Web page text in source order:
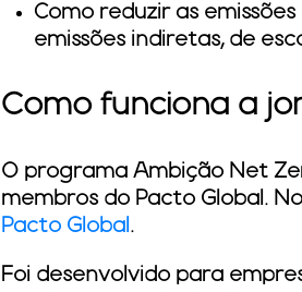
Como reduzir as
emissões indiretas, de
Como funciona a
O programa Ambição Net
membros do Pacto Global.
Pacto Global.
Foi desenvolvido para